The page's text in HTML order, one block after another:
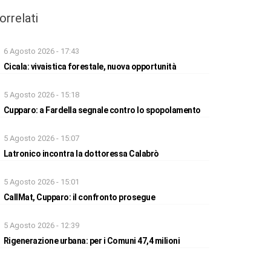
6 Agosto 2026 - 17:43
Cicala: vivaistica forestale, nuova opportunità
5 Agosto 2026 - 15:18
Cupparo: a Fardella segnale contro lo spopolamento
5 Agosto 2026 - 15:07
Latronico incontra la dottoressa Calabrò
5 Agosto 2026 - 15:01
CallMat, Cupparo: il confronto prosegue
5 Agosto 2026 - 12:39
Rigenerazione urbana: per i Comuni 47,4 milioni